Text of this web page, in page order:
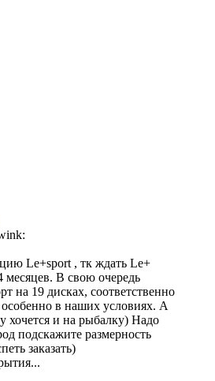
Le+sport , тк ждать Le+
месяцев. В свою очередь
на 19 дисках, соответственно
в наших условиях. А
хочется и на рыбалку) Надо
подскажите размерность
заказать)